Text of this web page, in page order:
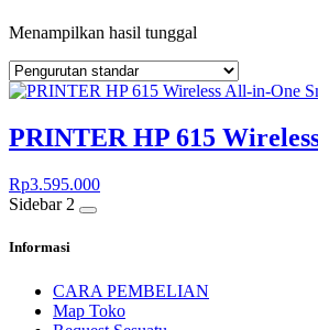
Menampilkan hasil tunggal
PRINTER HP 615
Rp3.595.000
Sidebar 2
Informasi
CARA PEMBELIAN
Map Toko